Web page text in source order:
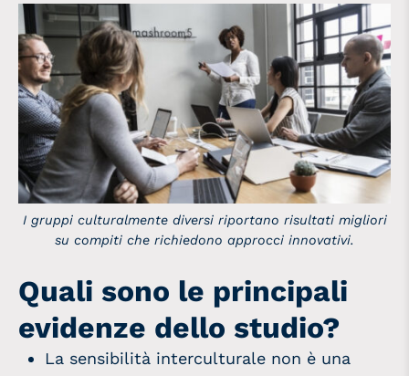
I gruppi culturalmente diversi riportano risultati migliori
su compiti che richiedono approcci innovativi.
Quali sono le principali
evidenze dello studio?
La sensibilità interculturale non è una